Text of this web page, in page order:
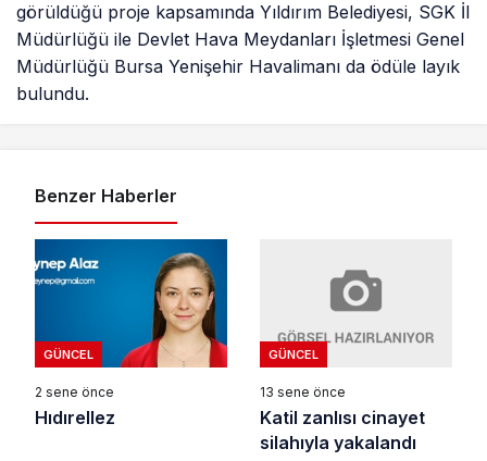
görüldüğü proje kapsamında Yıldırım Belediyesi, SGK İl
Müdürlüğü ile Devlet Hava Meydanları İşletmesi Genel
Müdürlüğü Bursa Yenişehir Havalimanı da ödüle layık
bulundu.
Benzer Haberler
GÜNCEL
2 sene önce
Hıdırellez
GÜNCEL
13 sene önce
Katil zanlısı cinayet
silahıyla yakalandı